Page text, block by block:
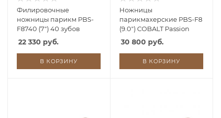
Филировочные
ножницы парикм PBS-
F8740 (7") 40 зубов
22 330 руб.
В КОРЗИНУ
Ножницы
парикмахерские PBS-F8
(9.0") COBALT Passion
30 800 руб.
В КОРЗИНУ